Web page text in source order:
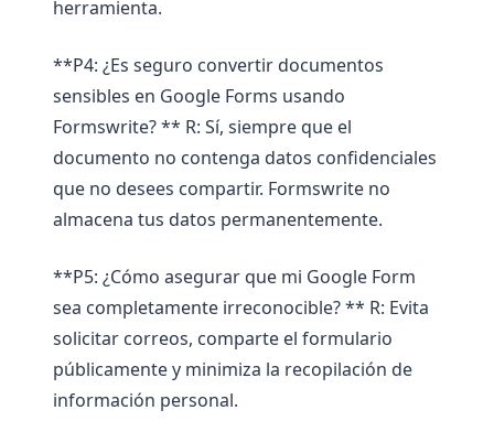
herramienta.
**P4: ¿Es seguro convertir documentos
sensibles en Google Forms usando
Formswrite? ** R: Sí, siempre que el
documento no contenga datos confidenciales
que no desees compartir. Formswrite no
almacena tus datos permanentemente.
**P5: ¿Cómo asegurar que mi Google Form
sea completamente irreconocible? ** R: Evita
solicitar correos, comparte el formulario
públicamente y minimiza la recopilación de
información personal.